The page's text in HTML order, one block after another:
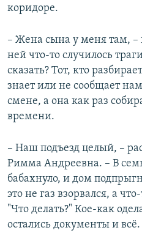
коридоре.
– Жена сына у меня там, –
ней что-то случилось
сказать? Тот, кто
знает или не сообщает
смене, а она как раз
времени.
– Наш подъезд целый, –
Римма Андреевна. – В
бабахнуло, и дом
это не газ взорвался, а
"Что делать?" Кое-как
остались документы и